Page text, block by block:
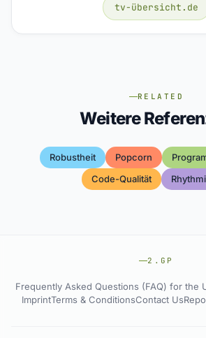
tv-übersicht.de
RELATED
Weitere
Robustheit Popcorn
Code-Qualität
2.GP
Frequently Asked Questions (FAQ) for the
ImprintTerms & ConditionsContact Us